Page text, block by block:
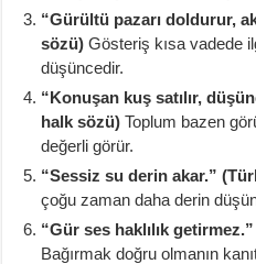
“Gürültü pazarı doldurur,
sözü) Gösteriş kısa vadede
düşüncedir.
“Konuşan kuş satılır,
halk sözü) Toplum bazen
değerli görür.
“Sessiz su derin akar.”
çoğu zaman daha derin
“Gür ses haklılık
Bağırmak doğru olmanın